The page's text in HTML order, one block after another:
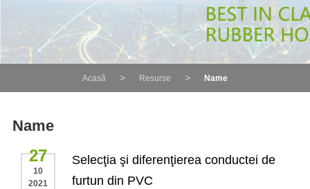
Acasă Resurse Name
Name
27
10
2021
Selecţia şi diferenţierea conductei de
furtun din PVC